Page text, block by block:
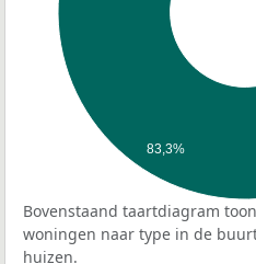
83,3%
Bovenstaand taartdiagram
woningen naar type in de
huizen.